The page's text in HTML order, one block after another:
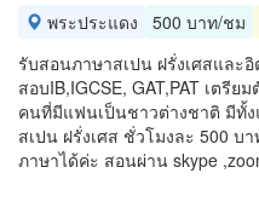
พระประแดง 500 บาท/ชม
รับสอนภาษาสเปน ฝรั่งเศสและ
สอบIB,IGCSE, GAT,PAT เตรี
คนที่มีแฟนเป็นชาวต่างชาติ มีทั้
สเปน ฝรั่งเศส ชั่วโมงละ 500 บ
ภาษาได้ค่ะ สอนผ่าน skype